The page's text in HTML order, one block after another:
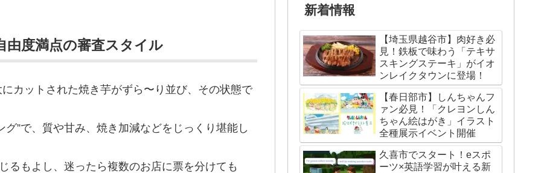
由度満点の審査スタイル
カットされた焼き芋がずら〜り並び、その状態で
”で、質や甘み、焼き加減などをじっくり堪能し
るもよし、迷ったら複数のお店に票を分けても
新着情報
【埼玉県越谷市】肉好き必
見！鉄板で味わう「テキサ
スキングステーキ」がイオ
ンレイクタウンに登場！
【春日部市】しんちゃんフ
ァン必見！「クレヨンしん
ちゃん絵はがき」イラスト
全種展示イベント開催
久喜市でスタート！eスポ
ーツ×英語学習が叶える新